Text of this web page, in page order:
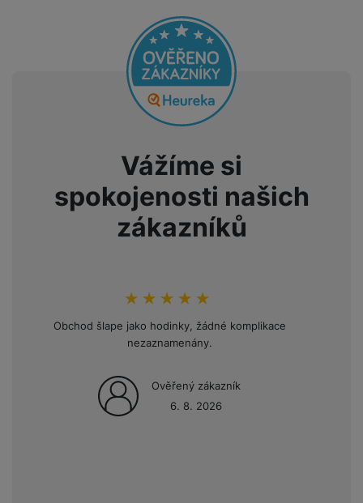
Vážíme si
spokojenosti našich
zákazníků
hodnoceni_zakazniku
100 %
Obchod šlape jako hodinky, žádné komplikace
nezaznamenány.
Ověřený zákazník
6. 8. 2026